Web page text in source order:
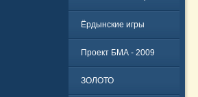
Ёрдынские игры
Проект БМА - 2009
ЗОЛОТО